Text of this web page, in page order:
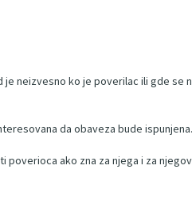
neizvesno ko je poverilac ili gde
da obaveza bude ispunjena.
poverioca ako zna za njega i za